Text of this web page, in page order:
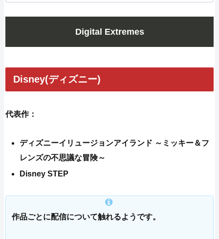
Digital Extremes
Disney(ディズニー)
代表作：
ディズニーイリュージョンアイランド ～ミッキー＆フ
レンズの不思議な冒険～
Disney STEP
作品ごとに配信について触れるようです。